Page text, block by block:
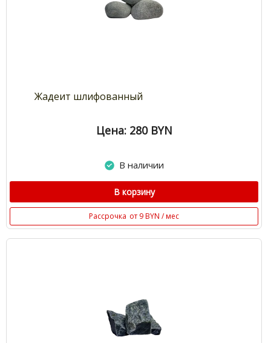
Жадеит шлифованный
Цена: 280 BYN
В наличии
В корзину
Рассрочка от 9 BYN / мес